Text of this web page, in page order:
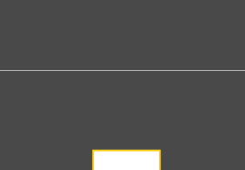
Toyo